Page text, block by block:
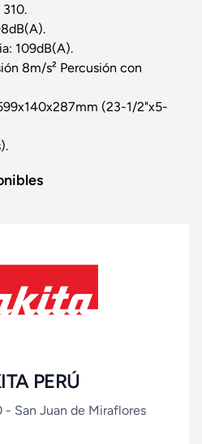
109dB(A).
8m/s² Percusión con
(23-1/2"x5-
PERÚ
- San Juan de Miraflores